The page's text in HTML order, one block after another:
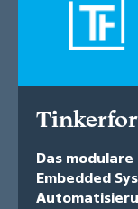
Das
Embedded